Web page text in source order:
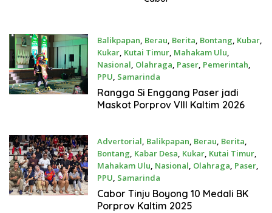
Balikpapan, Berau, Berita, Bontang, Kubar,
Kukar, Kutai Timur, Mahakam Ulu,
Nasional, Olahraga, Paser, Pemerintah,
PPU, Samarinda
Desember 12, 2025
Rangga Si Enggang Paser jadi
Maskot Porprov VIII Kaltim 2026
Advertorial, Balikpapan, Berau, Berita,
Bontang, Kabar Desa, Kukar, Kutai Timur,
Mahakam Ulu, Nasional, Olahraga, Paser,
PPU, Samarinda
Desember 10, 2025
Cabor Tinju Boyong 10 Medali BK
Porprov Kaltim 2025